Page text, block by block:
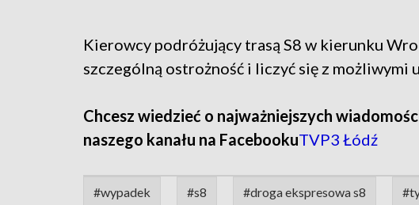
Kierowcy podróżujący trasą S8 w kierunku
szczególną ostrożność i liczyć się z możliwymi
Chcesz wiedzieć o najważniejszych
naszego kanału na FacebookuTVP3 Łódź
#wypadek #s8 #droga ekspresowa s8